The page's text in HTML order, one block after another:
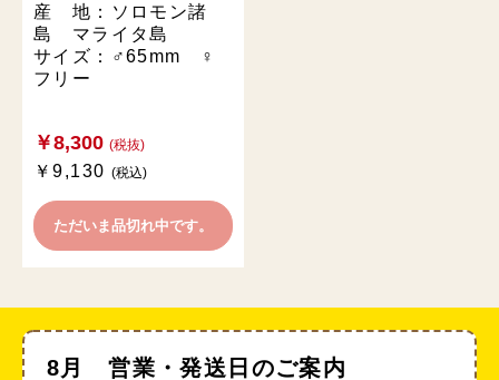
産 地：ソロモン諸
島 マライタ島
サイズ：♂65mm ♀
フリー
￥8,300 (税抜)
￥9,130 (税込)
ただいま品切れ中です。
8月 営業・発送日のご案内